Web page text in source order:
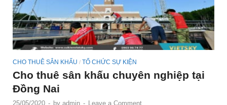
CHO THUÊ SÂN KHẤU / TỔ CHỨC SỰ KIỆN
Cho thuê sân khấu chuyên nghiệp tại
Đồng Nai
25/05/2020 - by admin - Leave a Comment